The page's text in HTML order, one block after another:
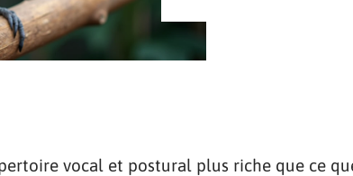
vocal et postural plus riche que ce